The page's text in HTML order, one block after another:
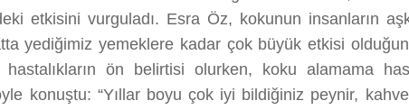
etkisini vurguladı. Esra Öz, kokunun insanların
yediğimiz yemeklere kadar çok büyük etkisi
hastalıkların ön belirtisi olurken, koku alamama
konuştu: “Yıllar boyu çok iyi bildiğiniz peynir,